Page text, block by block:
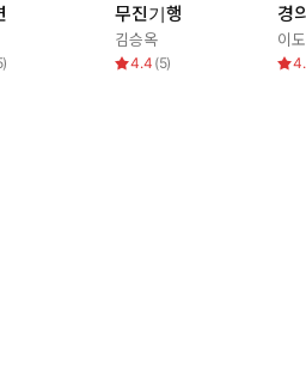
)
무진기행
김승옥
4.4 (5)
경
이